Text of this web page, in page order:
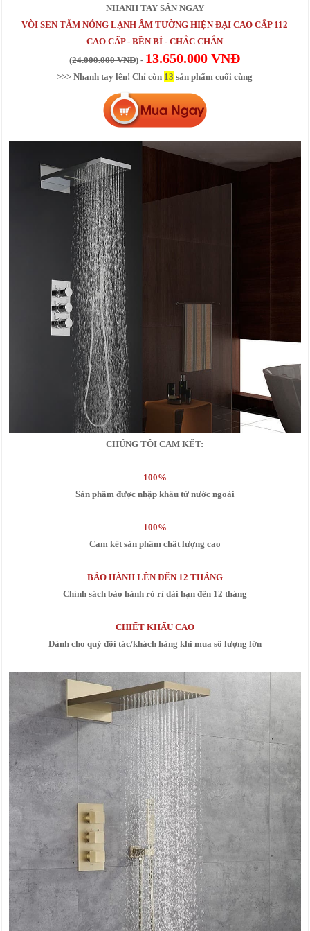
NHANH TAY SĂN NGAY
VÒI SEN TẮM NÓNG LẠNH ÂM TƯỜNG HIỆN ĐẠI CAO CẤP 112
CAO CẤP - BỀN BỈ - CHẮC CHẮN
(24.000.000 VNĐ) - 13.650.000 VNĐ
>>> Nhanh tay lên! Chỉ còn 13 sản phẩm cuối cùng
CHÚNG TÔI CAM KẾT:
100%
Sản phẩm được nhập khẩu từ nước ngoài
100%
Cam kết sản phẩm chất lượng cao
BẢO HÀNH LÊN ĐẾN 12 THÁNG
Chính sách bảo hành rò rỉ dài hạn đến 12 tháng
CHIẾT KHẤU CAO
Dành cho quý đối tác/khách hàng khi mua số lượng lớn